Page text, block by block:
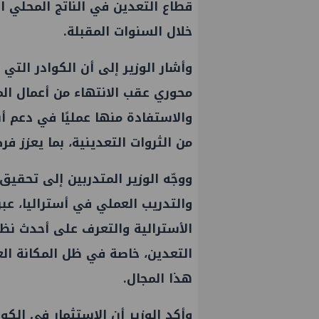
خلال السنوات المقبلة.
وأشار الوزير إلى أن الكوادر
محوري عقب الانتهاء من أعمال
والاستفادة منها عمليًا في
من الثروات التعدينية، بما
ووجّه الوزير المتدربين إلى
والتدريب العملي في أستراليا،
الأسترالية والتعرف على أحدث
التعدين، خاصة في ظل المكانة
هذا المجال.
تحالف أوبك+ يتفق على زيادة
إنتاج النفط خلال سبتمبر